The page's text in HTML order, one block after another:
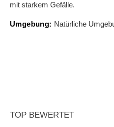
mit starkem Gefälle.
Umgebung: Natürliche
TOP BEWERTET